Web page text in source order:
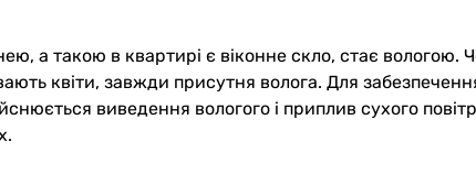
а такою в квартирі є віконне скло, стає вологою.
квіти, завжди присутня волога. Для
виведення вологого і приплив сухого